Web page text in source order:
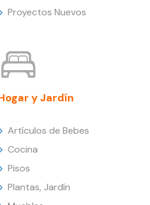
Proyectos Nuevos
y Jardín
Artículos de Bebes
Cocina
Pisos
Plantas, Jardín